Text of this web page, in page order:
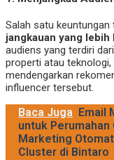
Salah satu
jangkauan yang lebih
audiens yang terdiri
properti atau teknologi,
mendengarkan
influencer tersebut.
Baca Juga Email
untuk Perumahan
Marketing
Cluster di Bintaro